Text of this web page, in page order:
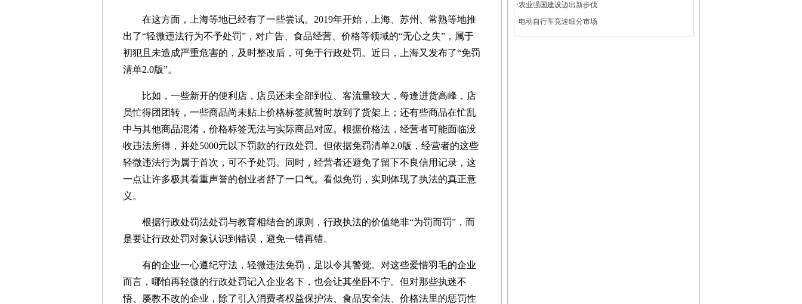
在这方面，上海等地已经有了一些尝试。2019年开始，上海、苏州、常熟等地推
出了“轻微违法行为不予处罚”，对广告、食品经营、价格等领域的“无心之失”，属于
初犯且未造成严重危害的，及时整改后，可免于行政处罚。近日，上海又发布了“免罚
清单2.0版”。
比如，一些新开的便利店，店员还未全部到位、客流量较大，每逢进货高峰，店
员忙得团团转，一些商品尚未贴上价格标签就暂时放到了货架上；还有些商品在忙乱
中与其他商品混淆，价格标签无法与实际商品对应。根据价格法，经营者可能面临没
收违法所得，并处5000元以下罚款的行政处罚。但依据免罚清单2.0版，经营者的这些
轻微违法行为属于首次，可不予处罚。同时，经营者还避免了留下不良信用记录，这
一点让许多极其看重声誉的创业者舒了一口气。看似免罚，实则体现了执法的真正意
义。
根据行政处罚法处罚与教育相结合的原则，行政执法的价值绝非“为罚而罚”，而
是要让行政处罚对象认识到错误，避免一错再错。
有的企业一心遵纪守法，轻微违法免罚，足以令其警觉。对这些爱惜羽毛的企业
而言，哪怕再轻微的行政处罚记入企业名下，也会让其坐卧不宁。但对那些执迷不
悟、屡教不改的企业，除了引入消费者权益保护法、食品安全法、价格法里的惩罚性
增长3.7%
·农业强国建设迈出新步伐
·电动自行车竞速细分市场